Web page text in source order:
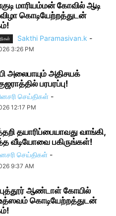
மாரியம்மன் கோவில் ஆடி
கொடியேற்றத்துடன்
Sakthi Paramasivan.k -
3:26 PM
அலைபாயும் அதிசயக்
பரபரப்பு!
செய்திகள் -
12:17 PM
தயாரிப்பையாவது வாங்கி,
வீடியோவை பகிருங்கள்!
செய்திகள் -
9:37 AM
ஆண்டாள் கோயில்
உத்ஸவம் கொடியேற்றத்துடன்